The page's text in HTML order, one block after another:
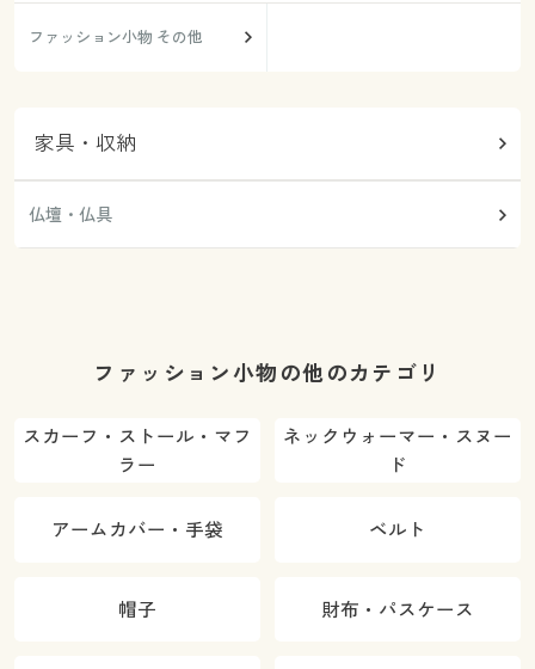
ファッション小物 その他
家具・収納
仏壇・仏具
ファッション小物の他のカテゴリ
スカーフ・ストール・マフ
ラー
ネックウォーマー・スヌー
ド
アームカバー・手袋 ベルト
帽子 財布・パスケース